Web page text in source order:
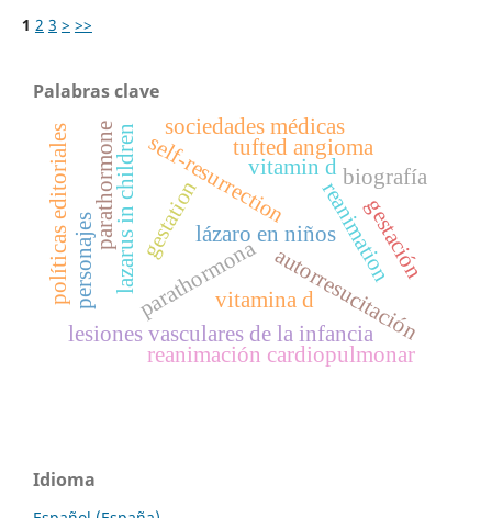
1 2 3 > >>
Palabras clave
autorresucitación
lázaro en niños
reanimación cardiopulmonar
self-resurrection
lazarus in children reanimation
vitamina d
parathormona gestación
vitamin d
parathormone gestation
sociedades médicas
personajes
biografía
lesiones vasculares de la infancia
tufted angioma
políticas editoriales
Idioma